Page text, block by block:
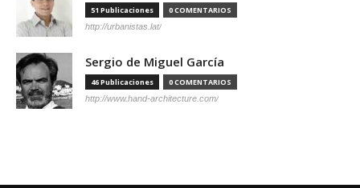
51 Publicaciones 0 COMENTARIOS
http://urbanistas.lat/
Sergio de Miguel García
46 Publicaciones 0 COMENTARIOS
http://www.hand-architecture.com/